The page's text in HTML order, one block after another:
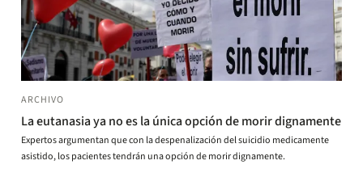
ARCHIVO
La eutanasia ya no es la única opción de morir dignamente
Expertos argumentan que con la despenalización del suicidio medicamente
asistido, los pacientes tendrán una opción de morir dignamente.